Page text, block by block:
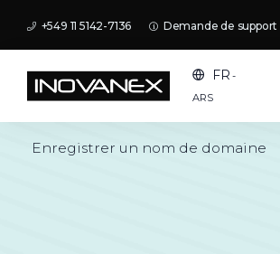
+549 11 5142-7136 Demande de support
FR -
ARS
Enregistrer un nom de domaine